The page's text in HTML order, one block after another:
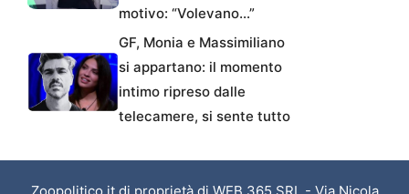
motivo: “Volevano…”
GF, Monia e Massimiliano
si appartano: il momento
intimo ripreso dalle
telecamere, si sente tutto